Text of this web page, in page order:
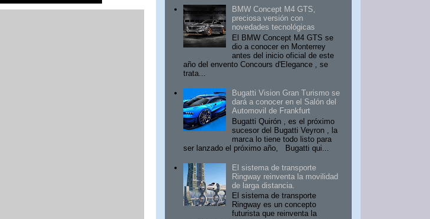
BMW Concept M4 GTS,
preciosa versión con
novedades tecnológicas
El BMW Concept M4 GTS se
dio a conocer en Monterrey
antes del inicio oficial de este
año del envento Concours d'Elegance , se
trata...
Bugatti Vision Gran Turismo se
dará a conocer en el Salón del
Automovil de Frankfurt
Bugatti Quirón , es el próximo
sucesor del Bugatti Veyron , la
marca lo tiene todo listo para
ser lanzado el próximo año, Bugatti qui...
El sistema de transporte
Ringway reinventa la movilidad
de larga distancia.
El sistema de transporte
Ringway es un concepto
futurista que reinventa la